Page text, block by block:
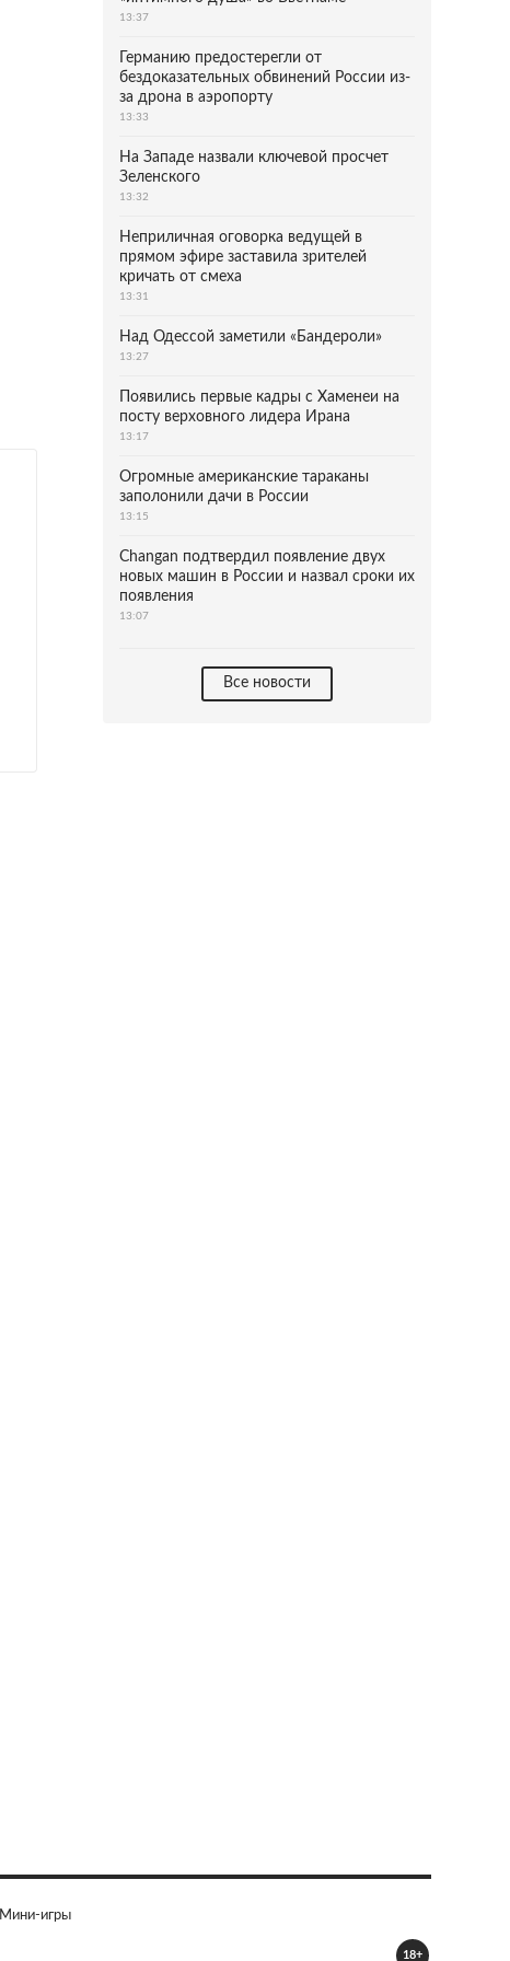
13:37
Германию предостерегли от
бездоказательных обвинений России из-
за дрона в аэропорту
13:33
На Западе назвали ключевой просчет
Зеленского
13:32
Неприличная оговорка ведущей в
прямом эфире заставила зрителей
кричать от смеха
13:31
Над Одессой заметили «Бандероли»
13:27
Появились первые кадры с Хаменеи на
посту верховного лидера Ирана
13:17
Огромные американские тараканы
заполонили дачи в России
13:15
Changan подтвердил появление двух
новых машин в России и назвал сроки их
появления
13:07
Все новости
Мини-игры
18+